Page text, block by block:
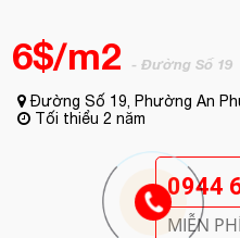
6$/m2 - Đường Số 19
Đường Số 19, Phường An
Tối thiểu 2 năm
0944
MIỄN